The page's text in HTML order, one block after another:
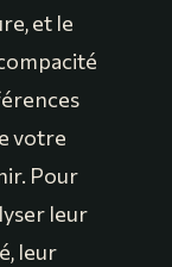
et le
votre
Pour
leur
leur